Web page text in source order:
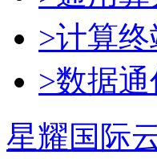
>计算
>数据
星耀国际